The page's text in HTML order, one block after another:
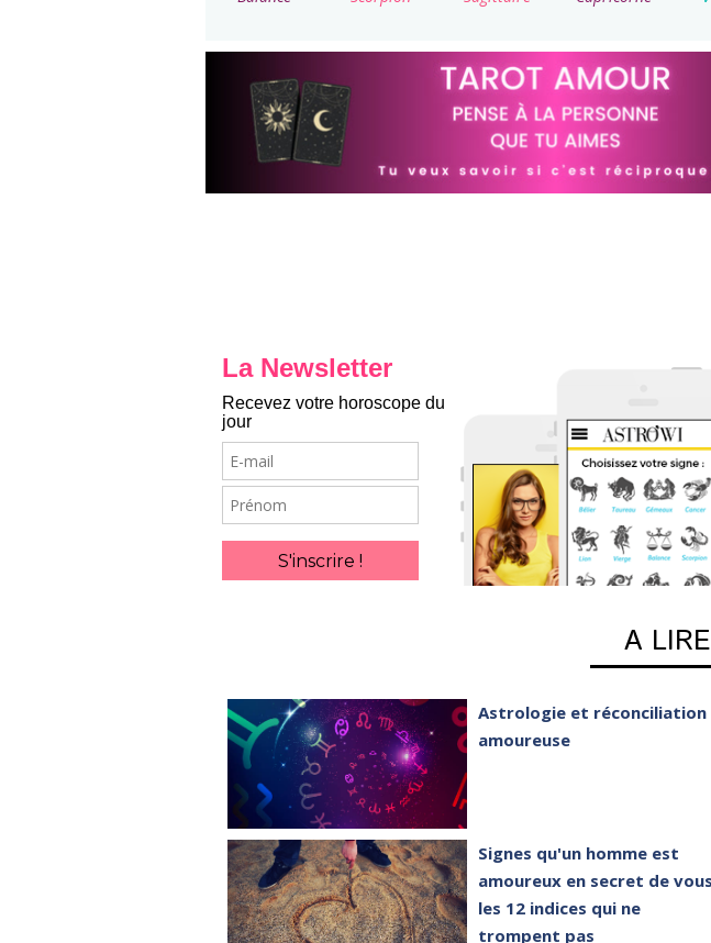
La Newsletter
Recevez votre horoscope du
jour
E-
mail
Prénom
S'inscrire !
A
Astrologie et réconciliation
amoureuse
Signes qu'un homme est
amoureux en secret de
les 12 indices qui ne
trompent pas